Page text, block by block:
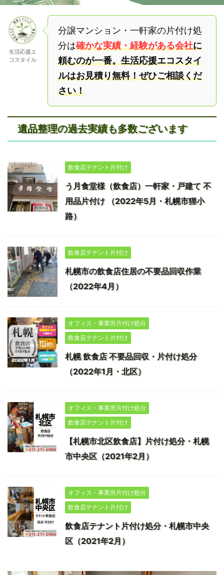
生活応援エ
コスタイル
分譲マンション・一軒家の片付け処
分は確かな実績・経験がある会社に
頼むのが一番。生活応援エコスタイ
ルはお見積り無料！ぜひご相談くだ
さい！
遺品整理の過去実績も多数ございます
飲食店テナント片付け
う月食堂様（飲食店）一軒家・戸建て 不
用品片付け （2022年5月・札幌市狸小
路）
飲食店テナント片付け
札幌市の飲食店住居の不要品回収作業
（2022年4月）
オフィス・事業所片付け処分
飲食店テナント片付け
札幌 飲食店 不要品回収・片付け処分
（2022年1月・北区）
オフィス・事業所片付け処分
飲食店テナント片付け
【札幌市北区飲食店】片付け処分・札幌
市中央区（2021年2月）
オフィス・事業所片付け処分
飲食店テナント片付け
飲食店テナント片付け処分・札幌市中央
区（2021年2月）